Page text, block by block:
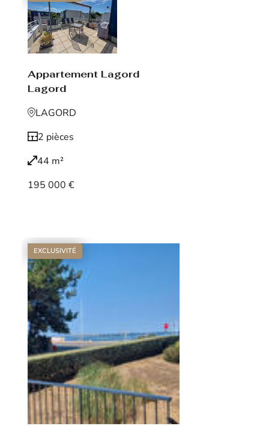
Appartement Lagord
Lagord
LAGORD
2 pièces
44 m²
195 000 €
EXCLUSIVITÉ